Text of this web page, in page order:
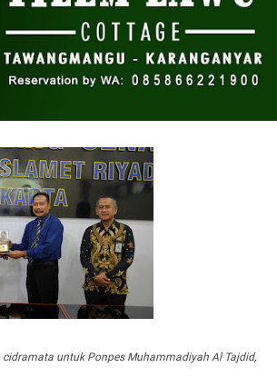
cidramata untuk Ponpes Muhammadiyah Al Tajdid,